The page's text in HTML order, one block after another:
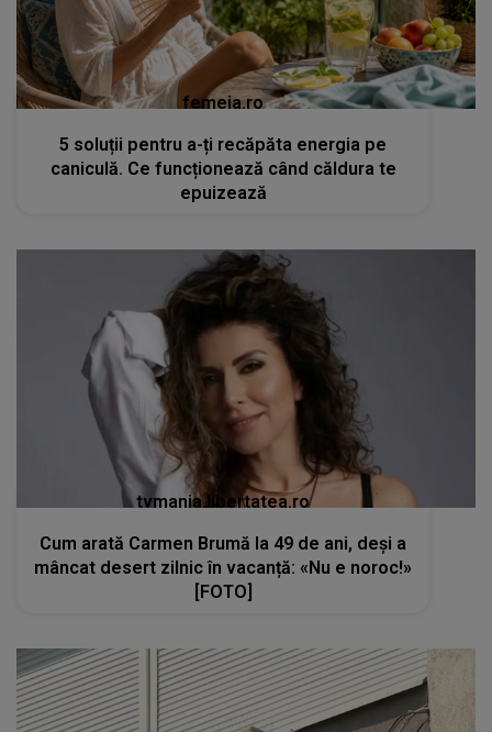
femeia.ro
5 soluții pentru a-ți recăpăta energia pe
caniculă. Ce funcționează când căldura te
epuizează
tvmania.libertatea.ro
Cum arată Carmen Brumă la 49 de ani, deși a
mâncat desert zilnic în vacanță: «Nu e noroc!»
[FOTO]